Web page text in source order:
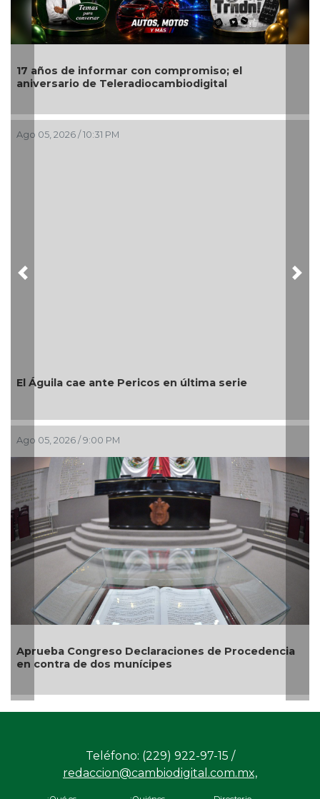
compromiso; el
en última serie
de Procedencia
Quitan fuero a alcalde de
Entrega DIF Municipal de
Previous
Teléfono: (229) 922-97-15 /
redaccion@cambiodigital.com.mx,